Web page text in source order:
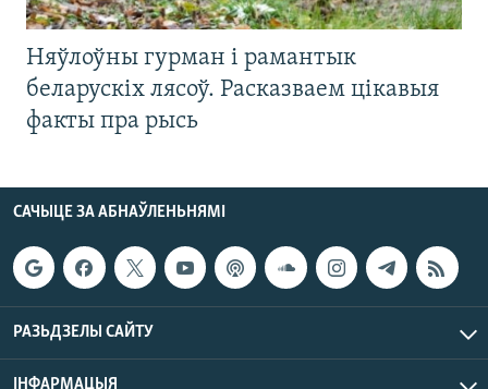
Няўлоўны гурман і рамантык
беларускіх лясоў. Расказваем цікавыя
факты пра рысь
САЧЫЦЕ ЗА АБНАЎЛЕНЬНЯМІ
РАЗЬДЗЕЛЫ САЙТУ
ІНФАРМАЦЫЯ